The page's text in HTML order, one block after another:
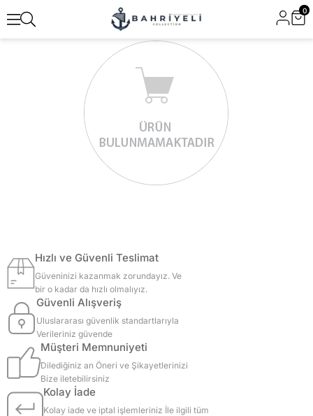
0
Hızlı ve Güvenli Teslimat
Güveninizi kazanmak zorundayız. Ve
bir o kadar da hızlı olmalıyız.
Güvenli Alışveriş
Uluslararası güvenlik standartlarıyla
Verileriniz güvende
Müşteri Memnuniyeti
Dilediğiniz an Öneri ve Şikayetlerinizi
Bize iletebilirsiniz
Kolay İade
Kolay iade ve iptal işlemleriniz İle ilgili tüm